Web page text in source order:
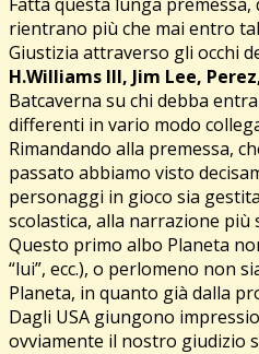
rientrano più che mai entro
Giustizia attraverso gli occhi
H.Williams III, Jim Lee,
Batcaverna su chi debba
differenti in vario modo
Rimandando alla premessa,
passato abbiamo visto
personaggi in gioco sia
scolastica, alla narrazione
Questo primo albo Planeta
“lui”, ecc.), o perlomeno non
Planeta, in quanto già dalla
Dagli USA giungono
ovviamente il nostro giudizio